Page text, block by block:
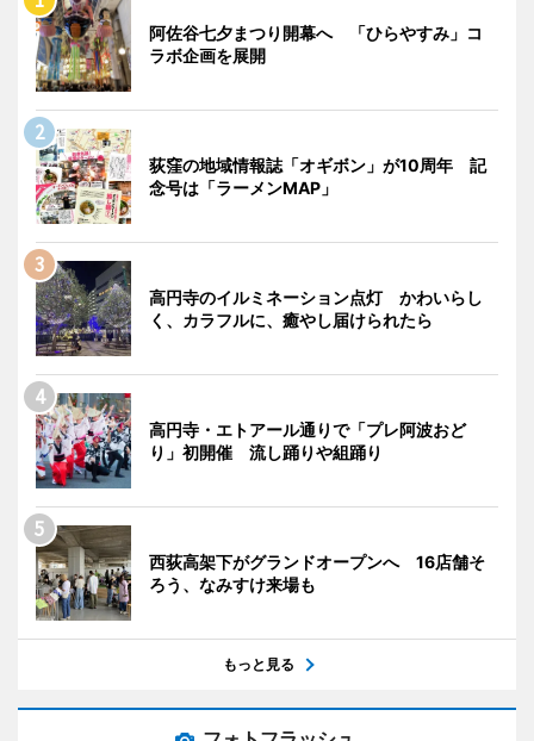
阿佐谷七夕まつり開幕へ 「ひらやすみ」コ
ラボ企画を展開
荻窪の地域情報誌「オギボン」が10周年 記
念号は「ラーメンMAP」
高円寺のイルミネーション点灯 かわいらし
く、カラフルに、癒やし届けられたら
高円寺・エトアール通りで「プレ阿波おど
り」初開催 流し踊りや組踊り
西荻高架下がグランドオープンへ 16店舗そ
ろう、なみすけ来場も
もっと見る